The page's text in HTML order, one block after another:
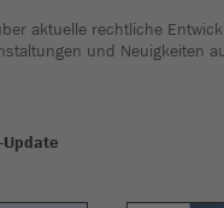
aktuelle rechtliche
und Neuigkeiten
Update